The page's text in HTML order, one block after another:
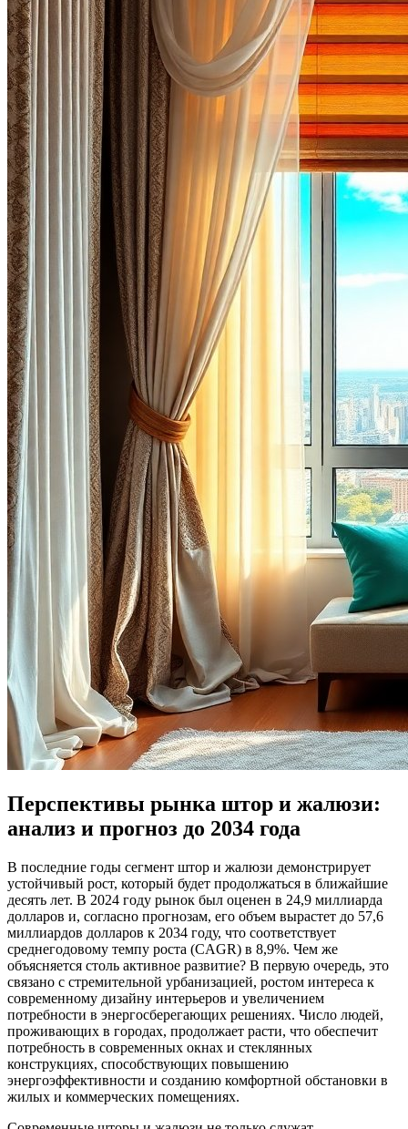
Перспективы рынка штор и жалюзи:
анализ и прогноз до 2034 года
В последние годы сегмент штор и жалюзи демонстрирует
устойчивый рост, который будет продолжаться в ближайшие
десять лет. В 2024 году рынок был оценен в 24,9 миллиарда
долларов и, согласно прогнозам, его объем вырастет до 57,6
миллиардов долларов к 2034 году, что соответствует
среднегодовому темпу роста (CAGR) в 8,9%. Чем же
объясняется столь активное развитие? В первую очередь, это
связано с стремительной урбанизацией, ростом интереса к
современному дизайну интерьеров и увеличением
потребности в энергосберегающих решениях. Число людей,
проживающих в городах, продолжает расти, что обеспечит
потребность в современных окнах и стеклянных
конструкциях, способствующих повышению
энергоэффективности и созданию комфортной обстановки в
жилых и коммерческих помещениях.